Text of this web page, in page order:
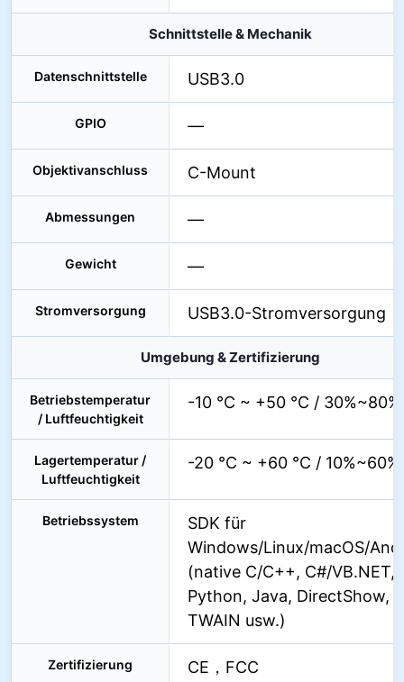
Schnittstelle & Mechanik
Datenschnittstelle USB3.0
GPIO —
Objektivanschluss C-Mount
Abmessungen —
Gewicht —
Stromversorgung USB3.0-Stromversorgung
Umgebung & Zertifizierung
Betriebstemperatur
/ Luftfeuchtigkeit
-10 °C ~ +50 °C /
Lagertemperatur /
Luftfeuchtigkeit
-20 °C ~ +60 °C /
Betriebssystem
SDK für
Windows/Linux/macOS/
(native C/C++, C#/VB.NET,
Python, Java, DirectShow,
TWAIN usw.)
Zertifizierung CE，FCC